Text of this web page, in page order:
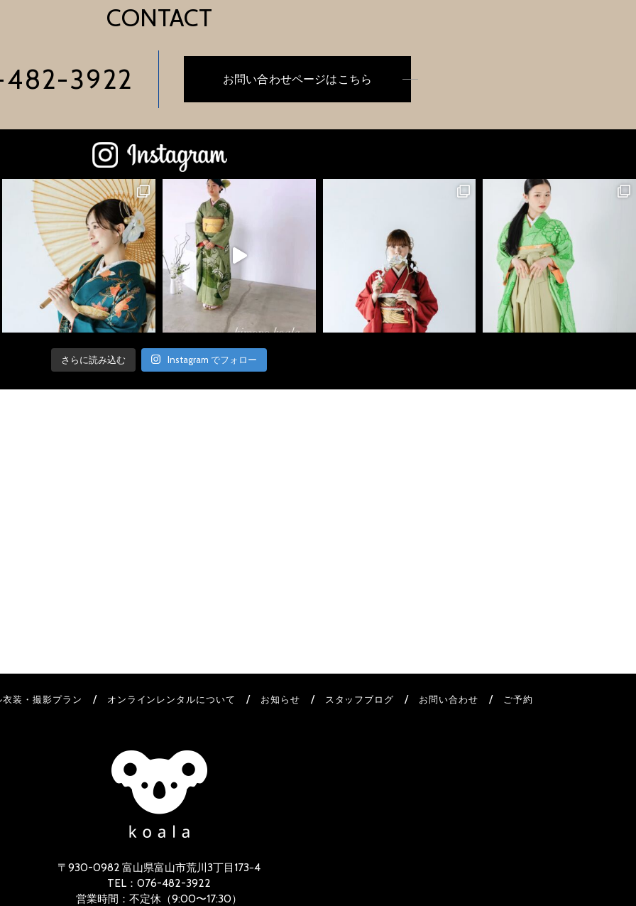
CONTACT
3922 お問い合わせページはこちら
さらに読み込む Instagram でフォロー
衣装・撮影プラン / オンラインレンタルについて / お知らせ / スタッフブログ / お問い合わせ / ご予約
〒930-0982 富山県富山市荒川3丁目173−4
TEL： 076-482-3922
営業時間：不定休（9:00〜17:30）